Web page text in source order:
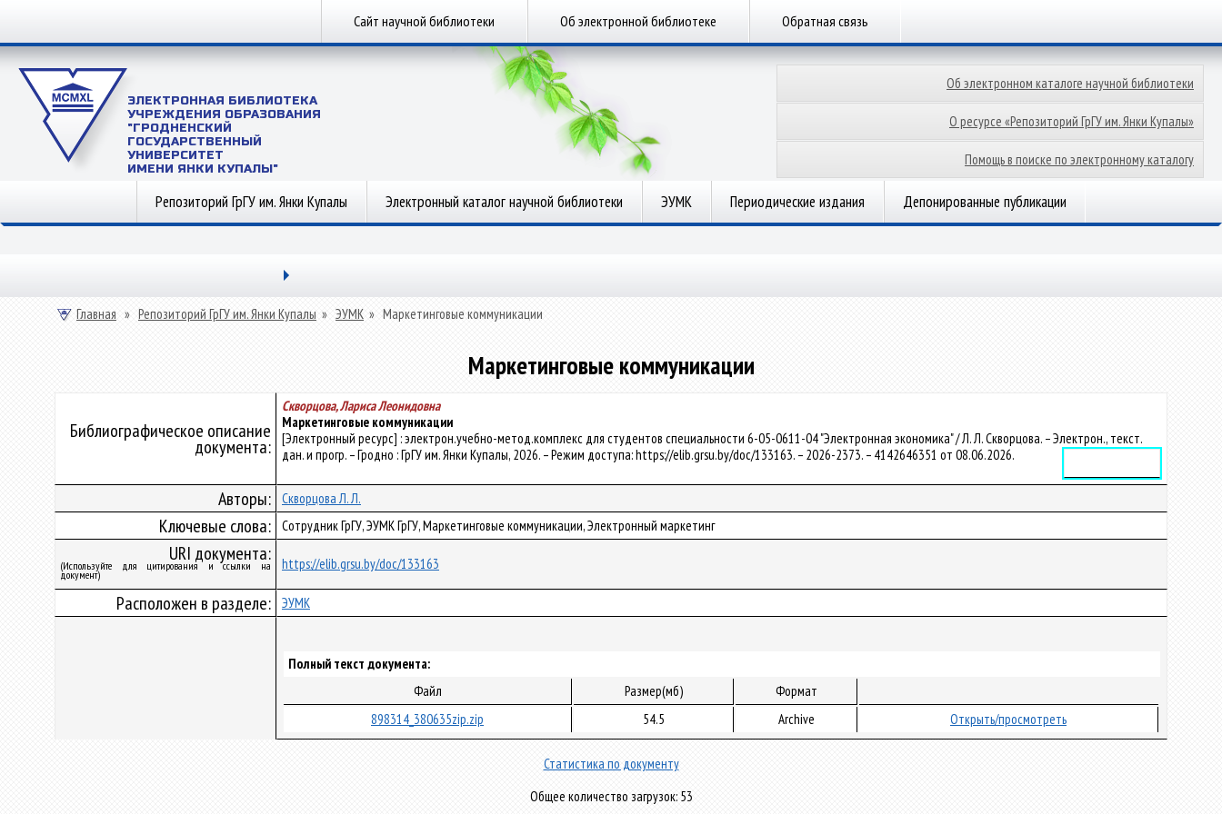
Сайт научной библиотеки Об электронной библиотеке Обратная связь
ЭЛЕКТРОННАЯ БИБЛИОТЕКА
УЧРЕЖДЕНИЯ ОБРАЗОВАНИЯ
"ГРОДНЕНСКИЙ
ГОСУДАРСТВЕННЫЙ
УНИВЕРСИТЕТ
ИМЕНИ ЯНКИ КУПАЛЫ"
Об электронном каталоге научной библиотеки
О ресурсе «Репозиторий ГрГУ им. Янки Купалы»
Помощь в поиске по электронному каталогу
Репозиторий ГрГУ им. Янки Купалы Электронный каталог научной библиотеки ЭУМК Периодические издания Депонированные публикации
Главная » Репозиторий ГрГУ им. Янки Купалы » ЭУМК » Маркетинговые коммуникации
Маркетинговые коммуникации
Библиографическое описание
документа:
Скворцова, Лариса Леонидовна
Маркетинговые коммуникации
[Электронный ресурс] : электрон.учебно-метод.комплекс для студентов специальности 6-05-0611-04 "Электронная экономика" / Л. Л. Скворцова. – Электрон., текст.
дан. и прогр. – Гродно : ГрГУ им. Янки Купалы, 2026. – Режим доступа: https://elib.grsu.by/doc/133163. – 2026-2373. – 4142646351 от 08.06.2026.
Авторы: Скворцова Л. Л.
Ключевые слова: Сотрудник ГрГУ, ЭУМК ГрГУ, Маркетинговые коммуникации, Электронный маркетинг
URI документа:
(Используйте для цитирования и ссылки на
документ)
https://elib.grsu.by/doc/133163
Расположен в разделе: ЭУМК
Полный текст документа:
Файл
Размер(мб)
Формат
898314_380635zip.zip
54.5 Archive Открыть/просмотреть
Статистика по документу
Общее количество загрузок: 53